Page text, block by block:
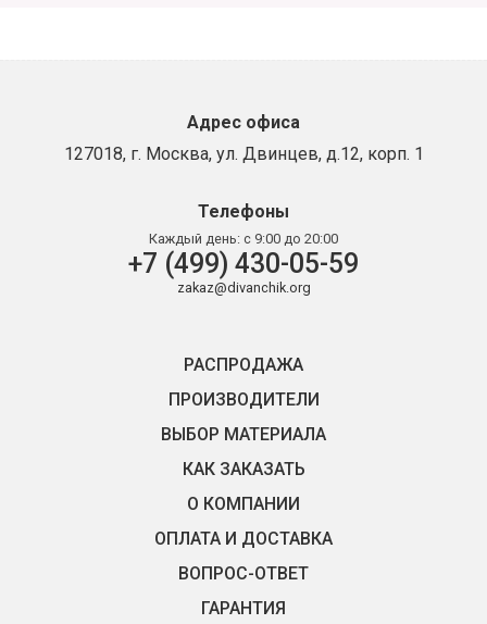
Адрес офиса
127018, г. Москва, ул. Двинцев, д.12, корп. 1
Телефоны
Каждый день: с 9:00 до 20:00
+7 (499) 430-05-59
zakaz@divanchik.org
РАСПРОДАЖА
ПРОИЗВОДИТЕЛИ
ВЫБОР МАТЕРИАЛА
КАК ЗАКАЗАТЬ
О КОМПАНИИ
ОПЛАТА И ДОСТАВКА
ВОПРОС-ОТВЕТ
ГАРАНТИЯ